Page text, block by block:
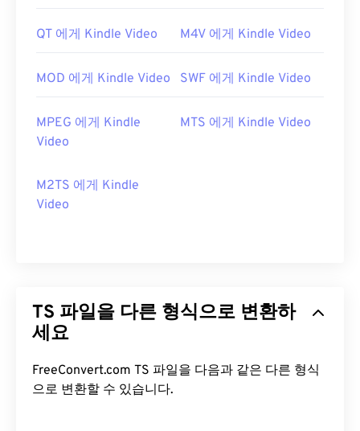
QT 에게 Kindle Video M4V 에게 Kindle Video
MOD 에게 Kindle Video SWF 에게 Kindle Video
MPEG 에게 Kindle
Video
MTS 에게 Kindle Video
M2TS 에게 Kindle
Video
TS 파일을 다른 형식으로 변환하
세요
FreeConvert.com TS 파일을 다음과 같은 다른 형식
으로 변환할 수 있습니다.